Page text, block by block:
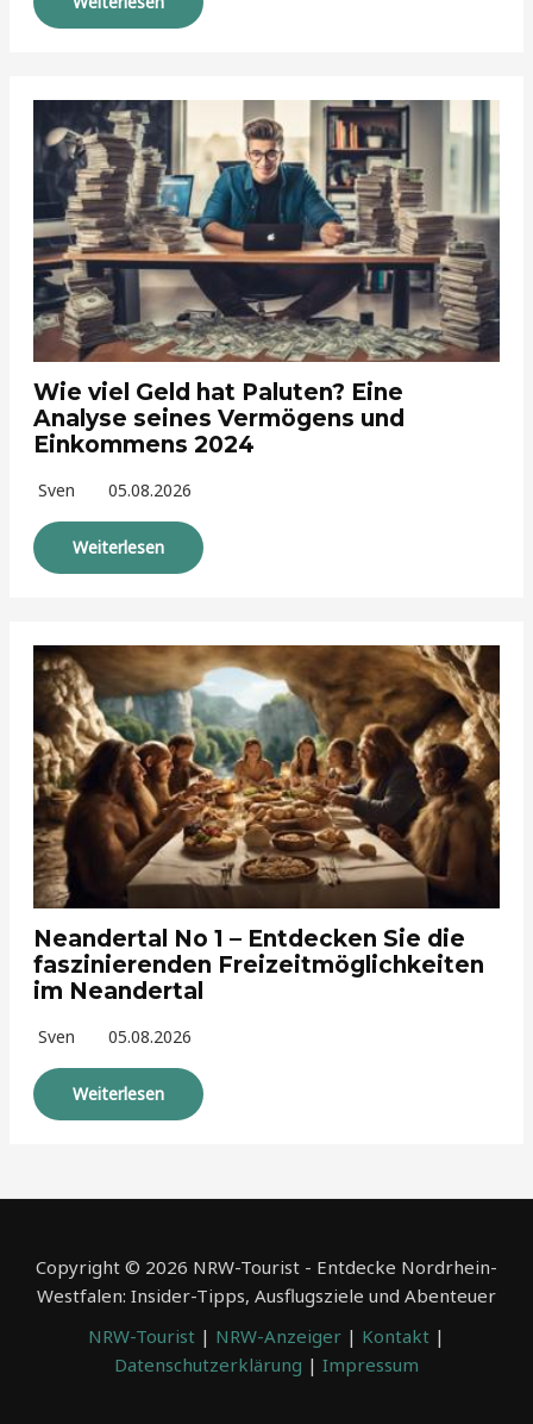
Wie viel Geld hat Paluten? Eine
Analyse seines Vermögens und
Einkommens 2024
Sven 05.08.2026
Weiterlesen
Neandertal No 1 – Entdecken Sie die
faszinierenden Freizeitmöglichkeiten
im Neandertal
Sven 05.08.2026
Weiterlesen
Copyright © 2026 NRW-Tourist - Entdecke Nordrhein-
Westfalen: Insider-Tipps, Ausflugsziele und Abenteuer
NRW-Tourist | NRW-Anzeiger | Kontakt |
Datenschutzerklärung | Impressum